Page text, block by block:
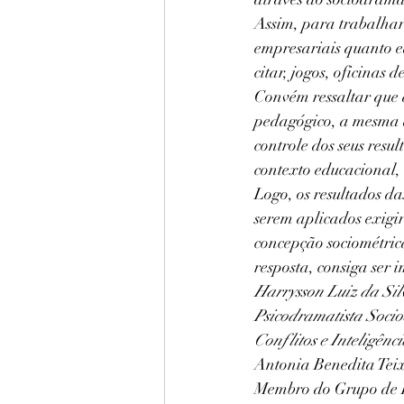
Assim, para trabalhar
empresariais quanto
citar, jogos, oficinas
Convém ressaltar
pedagógico, a
controle dos seus
contexto
Logo, os resultados
serem aplicados
concepção
resposta, consiga
Harrysson Luiz da
Psicodramatista
Conflitos e
Antonia Benedita
Membro do Grupo de